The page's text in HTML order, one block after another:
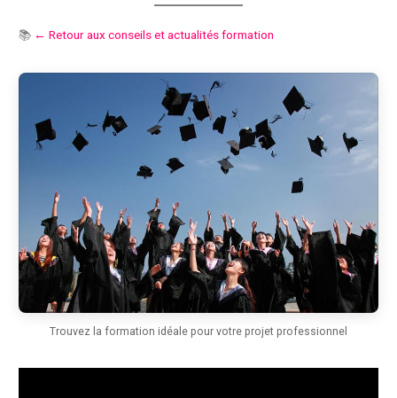
📚 ← Retour aux conseils et actualités formation
Trouvez la formation idéale pour votre projet professionnel